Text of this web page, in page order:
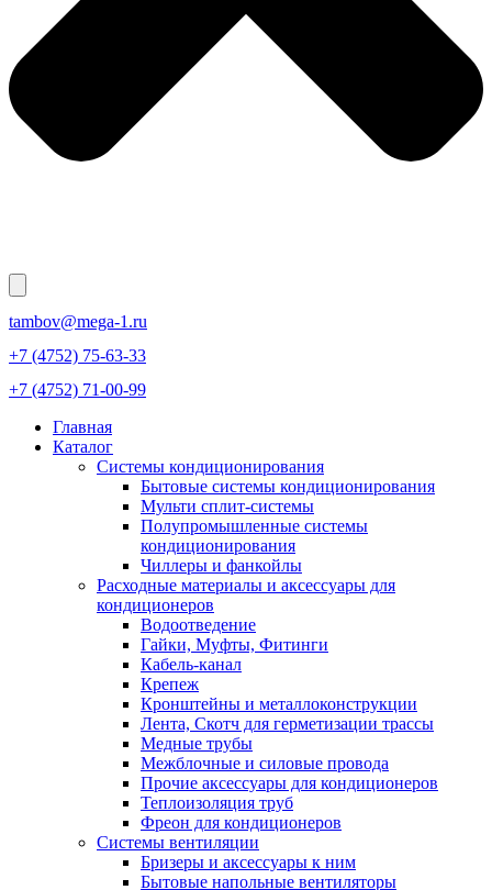
tambov@mega-1.ru
+7 (4752) 75-63-33
+7 (4752) 71-00-99
Главная
Каталог
Системы кондиционирования
Бытовые системы кондиционирования
Мульти сплит-системы
Полупромышленные системы
кондиционирования
Чиллеры и фанкойлы
Расходные материалы и аксессуары для
кондиционеров
Водоотведение
Гайки, Муфты, Фитинги
Кабель-канал
Крепеж
Кронштейны и металлоконструкции
Лента, Скотч для герметизации трассы
Медные трубы
Межблочные и силовые провода
Прочие аксессуары для кондиционеров
Теплоизоляция труб
Фреон для кондиционеров
Системы вентиляции
Бризеры и аксессуары к ним
Бытовые напольные вентиляторы